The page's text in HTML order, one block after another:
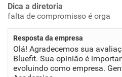
Não recomenda a diretoria
Dica a diretoria
falta de compromisso é orga
Resposta da empresa
Olá! Agradecemos sua
Bluefit. Sua opinião é
evoluindo como empresa.